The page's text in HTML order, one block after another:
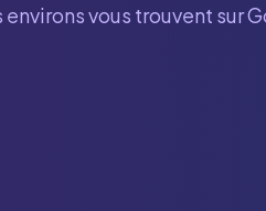
environs vous trouvent sur